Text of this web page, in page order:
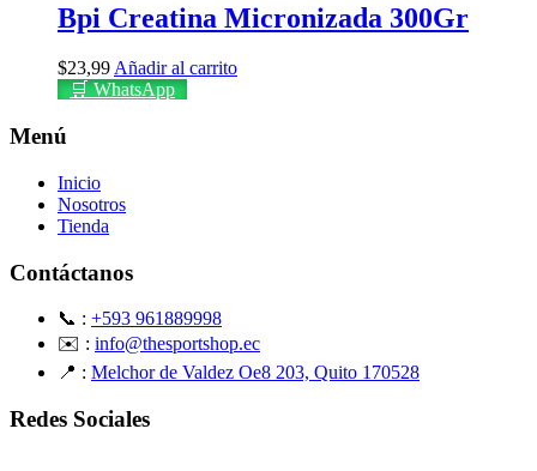
Bpi Creatina Micronizada 300Gr
$23,99Añadir al carrito
🛒 WhatsApp
Menú
Inicio
Nosotros
Tienda
Contáctanos
📞 : +593 961889998
✉️ : info@thesportshop.ec
📍 : Melchor de Valdez Oe8 203, Quito 170528
Redes Sociales